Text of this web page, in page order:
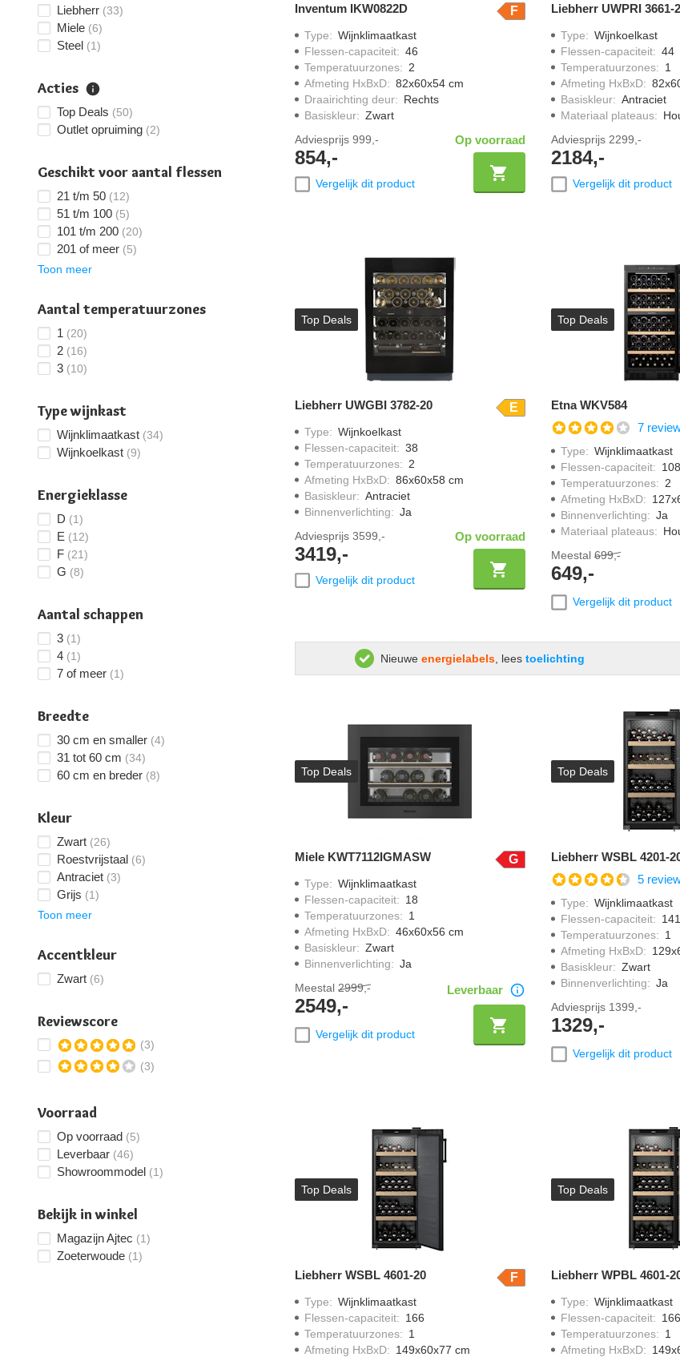
Inventum IKW0822D F
Type: Wijnklimaatkast
Flessen-capaciteit: 46
Temperatuurzones: 2
Afmeting HxBxD: 82x60x54 cm
Draairichting deur: Rechts
Basiskleur: Zwart
Adviesprijs 999,-
854,-
Vergelijk dit product
Op voorraad
Liebherr UWPRI 3661-
Type: Wijnkoelkast
Flessen-capaciteit: 44
Temperatuurzones: 1
Afmeting HxBxD:
Basiskleur: Antraciet
Materiaal plateaus:
Adviesprijs 2299,-
2184,-
Vergelijk dit product
Top Deals
Liebherr UWGBI 3782-20 E
Type: Wijnkoelkast
Flessen-capaciteit: 38
Temperatuurzones: 2
Afmeting HxBxD: 86x60x58 cm
Basiskleur: Antraciet
Binnenverlichting: Ja
Adviesprijs 3599,-
3419,-
Vergelijk dit product
Op voorraad
Top Deals
Etna WKV584
7
Type: Wijnklimaatkast
Flessen-capaciteit: 108
Temperatuurzones: 2
Afmeting HxBxD:
Binnenverlichting: Ja
Materiaal plateaus:
Meestal 699,-
649,-
Vergelijk dit product
Nieuwe energielabels, lees toelichting
Top Deals
Miele KWT7112IGMASW G
Type: Wijnklimaatkast
Flessen-capaciteit: 18
Temperatuurzones: 1
Afmeting HxBxD: 46x60x56 cm
Basiskleur: Zwart
Binnenverlichting: Ja
Meestal 2999,-
2549,-
Vergelijk dit product
Leverbaar
Top Deals
Liebherr WSBL 4201-
5
Type: Wijnklimaatkast
Flessen-capaciteit: 141
Temperatuurzones: 1
Afmeting HxBxD:
Basiskleur: Zwart
Binnenverlichting: Ja
Adviesprijs 1399,-
1329,-
Vergelijk dit product
Top Deals
Liebherr WSBL 4601-20 F
Type: Wijnklimaatkast
Flessen-capaciteit: 166
Temperatuurzones: 1
Afmeting HxBxD: 149x60x77 cm
Top Deals
Liebherr WPBL 4601-
Type: Wijnklimaatkast
Flessen-capaciteit: 166
Temperatuurzones: 1
Afmeting HxBxD:
Liebherr (33)
Miele (6)
Steel (1)
Acties
Top Deals (50)
Outlet opruiming (2)
Geschikt voor aantal flessen
21 t/m 50 (12)
51 t/m 100 (5)
101 t/m 200 (20)
201 of meer (5)
Toon meer
Aantal temperatuurzones
1 (20)
2 (16)
3 (10)
Type wijnkast
Wijnklimaatkast (34)
Wijnkoelkast (9)
Energieklasse
D (1)
E (12)
F (21)
G (8)
Aantal schappen
3 (1)
4 (1)
7 of meer (1)
Breedte
30 cm en smaller (4)
31 tot 60 cm (34)
60 cm en breder (8)
Kleur
Zwart (26)
Roestvrijstaal (6)
Antraciet (3)
Grijs (1)
Toon meer
Accentkleur
Zwart (6)
Reviewscore
(3)
(3)
Voorraad
Op voorraad (5)
Leverbaar (46)
Showroommodel (1)
Bekijk in winkel
Magazijn Ajtec (1)
Zoeterwoude (1)